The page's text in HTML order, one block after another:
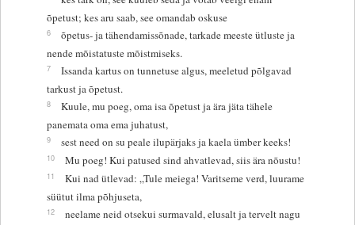
õpetust; kes aru saab, see omandab oskuse
6
õpetus- ja tähendamissõnade, tarkade meeste ütluste ja
nende mõistatuste mõistmiseks.
7
Issanda kartus on tunnetuse algus, meeletud põlgavad
tarkust ja õpetust.
8
Kuule, mu poeg, oma isa õpetust ja ära jäta tähele
panemata oma ema juhatust,
9 sest need on su peale ilupärjaks ja kaela ümber keeks!
10 Mu poeg! Kui patused sind ahvatlevad, siis ära nõustu!
11
Kui nad ütlevad: „Tule meiega! Varitseme verd, luurame
süütut ilma põhjuseta,
12
neelame neid otsekui surmavald, elusalt ja tervelt nagu